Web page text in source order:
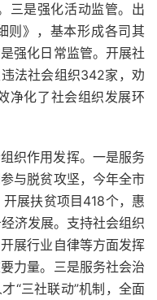
三是强化活动监管。出
则》，基本形成各司其
强化日常监管。开展社
法社会组织342家，劝
净化了社会组织发展环
织作用发挥。一是服务
与脱贫攻坚，今年全市
展扶贫项目418个，惠
济发展。支持社会组织
展行业自律等方面发挥
力量。三是服务社会治
“三社联动”机制，全面